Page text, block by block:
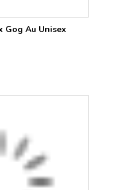
Gog Au Unisex